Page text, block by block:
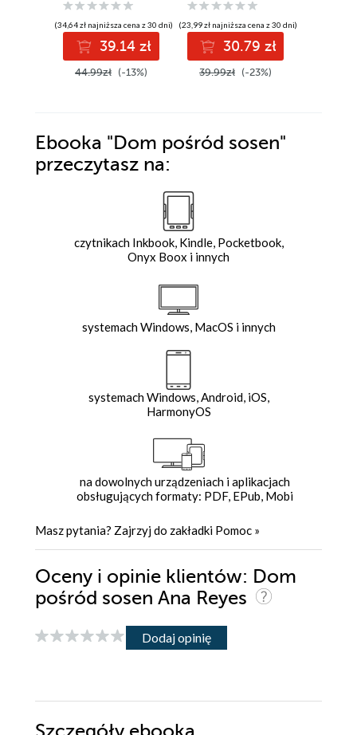
(34,64 zł najniższa cena z 30 dni)
39.14 zł
44.99zł (-13%)
(23,99 zł najniższa cena z 30 dni)
30.79 zł
39.99zł (-23%)
Ebooka "Dom pośród sosen"
przeczytasz na:
czytnikach Inkbook, Kindle, Pocketbook,
Onyx Boox i innych
systemach Windows, MacOS i innych
systemach Windows, Android, iOS,
HarmonyOS
na dowolnych urządzeniach i aplikacjach
obsługujących formaty: PDF, EPub, Mobi
Masz pytania? Zajrzyj do zakładki Pomoc »
Oceny i opinie klientów: Dom
pośród sosen Ana Reyes
Dodaj opinię